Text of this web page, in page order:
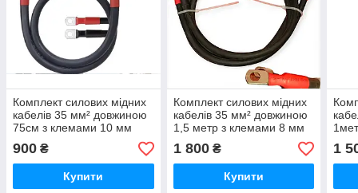
Комплект силових мідних
кабелів 35 мм² довжиною
75см з клемами 10 мм
для інверторів, АКБ, ДБЖ,
перемичок
900 ₴
Купити
Комплект силових мідних
кабелів 35 мм² довжиною
1,5 метр з клемами 8 мм
для інверторів, АКБ, ДБЖ,
перемичок
1 800₴
Купити
мм
1